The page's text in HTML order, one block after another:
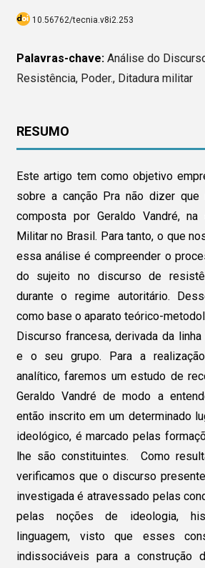
10.56762/tecnia.v8i2.253
Palavras-chave: Análise do
Resistência, Poder., Ditadura militar
RESUMO
Este artigo tem como objetivo
sobre a canção Pra não dizer
composta por Geraldo Vandré, na
Militar no Brasil. Para tanto, o que
essa análise é compreender o
do sujeito no discurso de
durante o regime autoritário.
como base o aparato teórico-
Discurso francesa, derivada da
e o seu grupo. Para a
analítico, faremos um estudo de
Geraldo Vandré de modo a
então inscrito em um determinado
ideológico, é marcado pelas
lhe são constituintes. Como
verificamos que o discurso
investigada é atravessado pelas
pelas noções de ideologia,
linguagem, visto que esses
indissociáveis para a construção